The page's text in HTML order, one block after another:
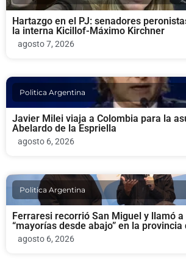
Hartazgo en el PJ: senadores
la interna Kicillof-Máximo Kirchner
agosto 7, 2026
Politica Argentina
Javier Milei viaja a Colombia para la
Abelardo de la Espriella
agosto 6, 2026
Politica Argentina
Ferraresi recorrió San Miguel y llamó
“mayorías desde abajo” en la
agosto 6, 2026